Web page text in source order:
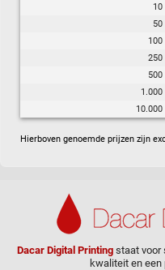
10
50
100
250
500
1.000
10.000
Hierboven genoemde prijzen zijn
Dacar Digital Printing staat voor
kwaliteit en